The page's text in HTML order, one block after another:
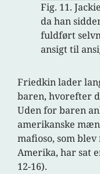
Fig. 11.
da han
fuldført
ansigt til
Friedkin lader
baren, hvorefter
Uden for baren
amerikanske
mafioso, som
Amerika, har sat
12-16).